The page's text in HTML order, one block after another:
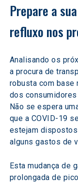
Prepare a
refluxo nos
Analisando os
a procura de
robusta com base
dos
Não se espera
que a COVID-19
estejam
alguns gastos de
Esta mudança de
prolongada de